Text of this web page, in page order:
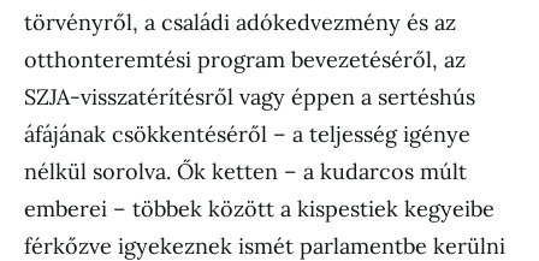
törvényről, a családi adókedvezmény és az
otthonteremtési program bevezetéséről, az
SZJA-visszatérítésről vagy éppen a sertéshús
áfájának csökkentéséről – a teljesség igénye
nélkül sorolva. Ők ketten – a kudarcos múlt
emberei – többek között a kispestiek kegyeibe
férkőzve igyekeznek ismét parlamentbe kerülni